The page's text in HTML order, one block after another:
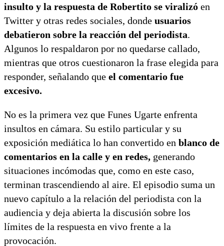
insulto y la respuesta de Robertito se viralizó en
Twitter y otras redes sociales, donde usuarios
debatieron sobre la reacción del periodista.
Algunos lo respaldaron por no quedarse callado,
mientras que otros cuestionaron la frase elegida para
responder, señalando que el comentario fue
excesivo.
No es la primera vez que Funes Ugarte enfrenta
insultos en cámara. Su estilo particular y su
exposición mediática lo han convertido en blanco de
comentarios en la calle y en redes, generando
situaciones incómodas que, como en este caso,
terminan trascendiendo al aire. El episodio suma un
nuevo capítulo a la relación del periodista con la
audiencia y deja abierta la discusión sobre los
límites de la respuesta en vivo frente a la
provocación.